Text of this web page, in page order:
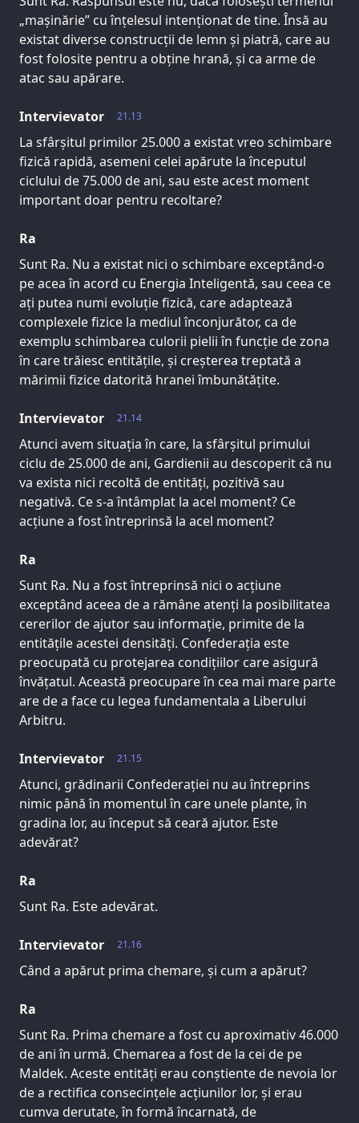
„mașinărie” cu înțelesul intenționat de tine. Însă au
existat diverse construcții de lemn și piatră, care au
fost folosite pentru a obține hrană, și ca arme de
atac sau apărare.
21.13
Intervievator
La sfârșitul primilor 25.000 a existat vreo schimbare
fizică rapidă, asemeni celei apărute la începutul
ciclului de 75.000 de ani, sau este acest moment
important doar pentru recoltare?
Ra
Sunt Ra. Nu a existat nici o schimbare exceptând-o
pe acea în acord cu Energia Inteligentă, sau ceea ce
ați putea numi evoluție fizică, care adaptează
complexele fizice la mediul înconjurător, ca de
exemplu schimbarea culorii pielii în funcție de zona
în care trăiesc entitățile, și creșterea treptată a
mărimii fizice datorită hranei îmbunătățite.
21.14
Intervievator
Atunci avem situația în care, la sfârșitul primului
ciclu de 25.000 de ani, Gardienii au descoperit că nu
va exista nici recoltă de entități, pozitivă sau
negativă. Ce s-a întâmplat la acel moment? Ce
acțiune a fost întreprinsă la acel moment?
Ra
Sunt Ra. Nu a fost întreprinsă nici o acțiune
exceptând aceea de a rămâne atenți la posibilitatea
cererilor de ajutor sau informație, primite de la
entitățile acestei densități. Confederația este
preocupată cu protejarea condițiilor care asigură
învățatul. Această preocupare în cea mai mare parte
are de a face cu legea fundamentala a Liberului
Arbitru.
21.15
Intervievator
Atunci, grădinarii Confederației nu au întreprins
nimic până în momentul în care unele plante, în
gradina lor, au început să ceară ajutor. Este
adevărat?
Ra
Sunt Ra. Este adevărat.
21.16
Intervievator
Când a apărut prima chemare, și cum a apărut?
Ra
Sunt Ra. Prima chemare a fost cu aproximativ 46.000
de ani în urmă. Chemarea a fost de la cei de pe
Maldek. Aceste entități erau conștiente de nevoia lor
de a rectifica consecințele acțiunilor lor, și erau
cumva derutate, în formă încarnată, de